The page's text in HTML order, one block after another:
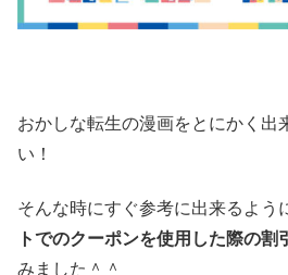
おかしな転生の漫画をとにかく出
い！
そんな時にすぐ参考に出来るよう
トでのクーポンを使用した際の割
みました＾＾